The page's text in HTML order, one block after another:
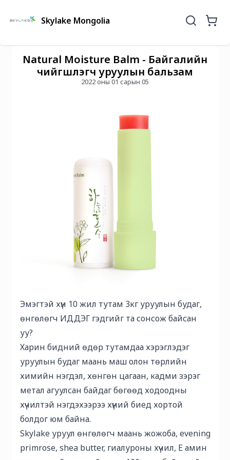
Skylake Mongolia
Natural Moisture Balm - Байгалийн
чийгшүүлэгч уруулын бальзам
2022 оны 01 сарын 05
Эмэгтэй хүн 10 жил тутам 3кг уруулын будаг,
өнгөлөгч ИДДЭГ гэдгийг та сонсож байсан
уу?
Харин бидний өдөр тутамдаа хэрэглэдэг
уруулын будаг маань маш олон төрлийн
химийн нэгдэл, хөнгөн цагаан, кадми зэрэг
метал агуулсан байдаг бөгөөд ходоодны
хүчилтэй нэгдэхээрээ хүний биед хортой
болдог юм байна.
Skylake уруул өнгөлөгч маань жожоба, evening
primrose, shea butter, гиалуроны хүчил, E амин